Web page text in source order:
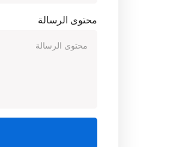
محتوى الرسالة